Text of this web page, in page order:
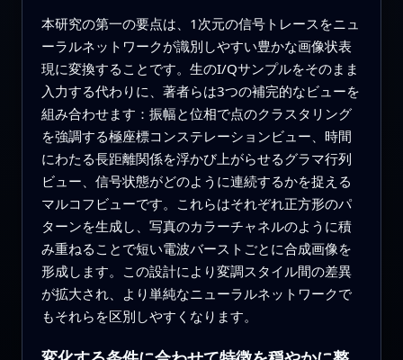
本研究の第一の要点は、1次元の信号トレースをニュ
ーラルネットワークが識別しやすい豊かな画像状表
現に変換することです。生のI/Qサンプルをそのまま
入力する代わりに、著者らは3つの補完的なビューを
組み合わせます：振幅と位相で点のクラスタリング
を強調する極座標コンステレーションビュー、時間
にわたる長距離関係を浮かび上がらせるグラマ行列
ビュー、信号状態がどのように連続するかを捉える
マルコフビューです。これらはそれぞれ正方形のパ
ターンを生成し、写真のカラーチャネルのように積
み重ねることで短い電波バーストごとに合成画像を
形成します。この設計により変調スタイル間の差異
が拡大され、より単純なニューラルネットワークで
もそれらを区別しやすくなります。